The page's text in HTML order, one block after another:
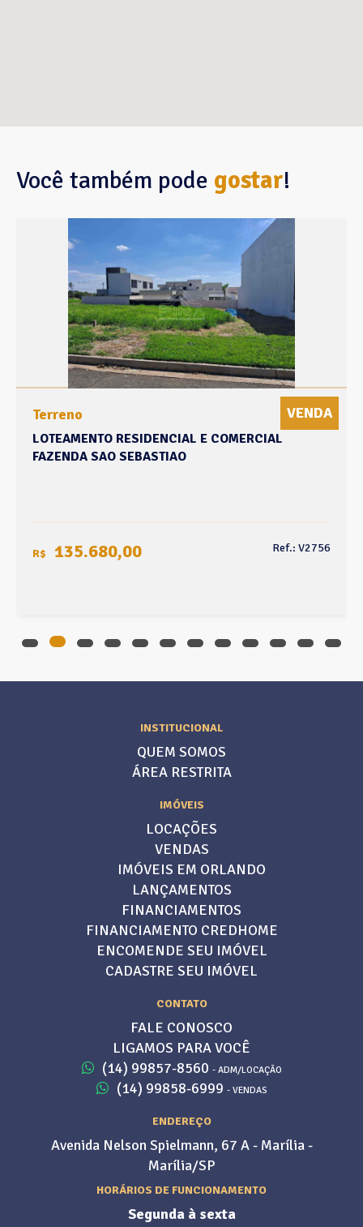
Você também pode gostar!
Terreno VENDA
LOTEAMENTO RESIDENCIAL E COMERCIAL
FAZENDA SAO SEBASTIAO
R$ 135.680,00 Ref.: V2756
INSTITUCIONAL
QUEM SOMOS
ÁREA RESTRITA
IMÓVEIS
LOCAÇÕES
VENDAS
IMÓVEIS EM ORLANDO
LANÇAMENTOS
FINANCIAMENTOS
FINANCIAMENTO CREDHOME
ENCOMENDE SEU IMÓVEL
CADASTRE SEU IMÓVEL
CONTATO
FALE CONOSCO
LIGAMOS PARA VOCÊ
(14) 99857-8560 - ADM/LOCAÇÃO
(14) 99858-6999 - VENDAS
ENDEREÇO
Avenida Nelson Spielmann, 67 A - Marília -
Marília/SP
HORÁRIOS DE FUNCIONAMENTO
Segunda à sexta